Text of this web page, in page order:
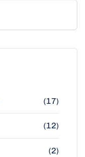
(17)
(12)
(2)